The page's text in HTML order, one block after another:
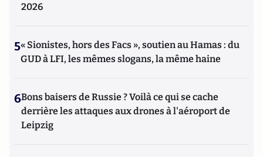
2026
5« Sionistes, hors des Facs », soutien au Hamas : du
GUD à LFI, les mêmes slogans, la même haine
6Bons baisers de Russie ? Voilà ce qui se cache
derrière les attaques aux drones à l'aéroport de
Leipzig